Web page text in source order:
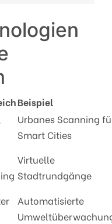
Beispiel
Urbanes Scanning
Smart Cities
Virtuelle
Stadtrundgänge
Automatisierte